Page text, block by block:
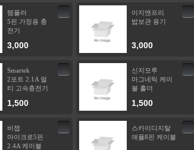
템플러
5핀 가정용 충
전기
3,000
이지앤프리
밥보관 용기
3,000
Smartek
2포트 2.1A 멀
티 고속충전기
1,500
신지모루
마그네틱 케이
블 홀더
1,500
비잽
마이크로5핀
2.4A 케이블
스카이디지탈
애플8핀 케이블